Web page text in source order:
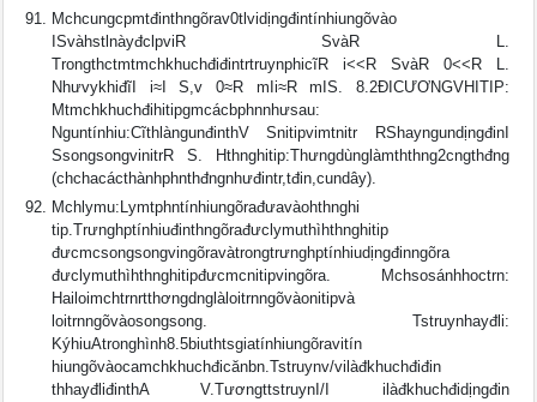
Mchcungcpmtđinthngõrav0tlvidịngđintínhiungõvào
ISvàhstlnàyđclpviR SvàR L.
TrongthctmtmchkhuchđiđintrtruynphicĩR i<<R SvàR 0<<R L.
NhưvykhiđĩI i≈I S,v 0≈R mIi≈R mIS. 8.2ÐICƯƠNGVHITIP:
Mtmchkhuchđihitipgmcácbphnnhưsau:
Nguntínhiu:CĩthlàngunđinthV Snitipvimtnitr RShayngundịngđinI
SsongsongvinitrR S. Hthnghitip:Thưngdùnglàmththng2cngthđng
(chchacácthànhphnthđngnhưđintr,tđin,cundây).
Mchlymu:Lymtphntínhiungõrađưavàohthnghi
tip.Trưnghptínhiuđinthngõrađưclymuthìhthnghitip
đưcmcsongsongvingõravàtrongtrưnghptínhiudịngđinngõra
đưclymuthìhthnghitipđưcmcnitipvingõra. Mchsosánhhoctrn:
Hailoimchtrnrtthơngdnglàloitrnngõvàonitipvà
loitrnngõvàosongsong. Tstruynhayđli:
KýhiuAtronghình8.5biuthtsgiatínhiungõravitín
hiungõvàocamchkhuchđicănbn.Tstruynv/vilàđkhuchđiđin
thhayđliđinthA V.TươngttstruynI/I ilàđkhuchđidịngđin